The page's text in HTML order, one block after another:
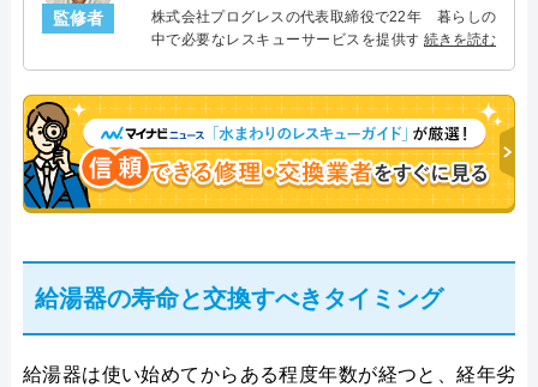
監修者
株式会社プログレスの代表取締役で22年 暮らしの
中で必要なレスキューサービスを提供する株式会社
決。多くのお客様に信頼される「給湯器」のスペシ
ャリスト。
続きを読む
給湯器の寿命と交換すべきタイミング
給湯器は使い始めてからある程度年数が経つと、経年劣